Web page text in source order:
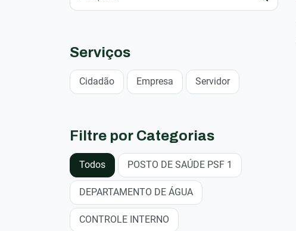
Serviços
Cidadão Empresa Servidor
Filtre por Categorias
Todos POSTO DE SAÚDE PSF 1
DEPARTAMENTO DE ÁGUA
CONTROLE INTERNO